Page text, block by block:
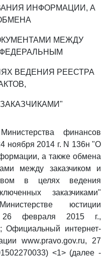
ИНФОРМАЦИИ, А
МЕЖДУ
ВЕДЕНИЯ РЕЕСТРА
финансов
ноября 2014 г. N 136н "О
а также обмена
между заказчиком и
в целях ведения
заказчиками"
юстиции
26 февраля 2015 г.,
Официальный интернет-
www.pravo.gov.ru, 27
<1> (далее -